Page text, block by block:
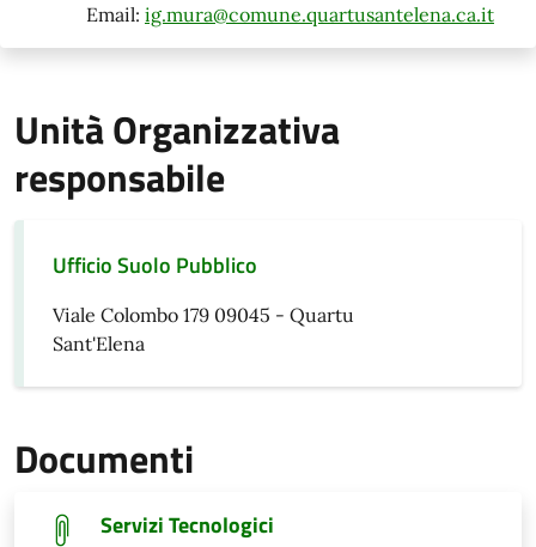
Email: ig.mura@comune.quartusantelena.ca.it
Unità Organizzativa
responsabile
Ufficio Suolo Pubblico
Viale Colombo 179 09045 - Quartu
Sant'Elena
Documenti
Servizi Tecnologici